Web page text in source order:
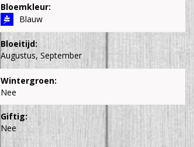
Bloemkleur:
Blauw
Bloeitijd:
Augustus, September
Wintergroen:
Nee
Giftig:
Nee